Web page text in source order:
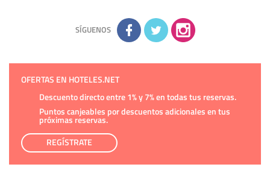
adicional y detallada sobre cómo tratamos sus datos en la
política de privacidad
SÍGUENOS
OFERTAS EN HOTELES.NET
Descuento directo entre 1% y 7% en todas tus reservas.
Puntos canjeables por descuentos adicionales en tus
próximas reservas.
REGÍSTRATE